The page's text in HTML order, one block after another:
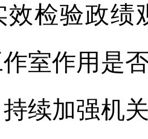
效检验政绩
室作用是
续加强机